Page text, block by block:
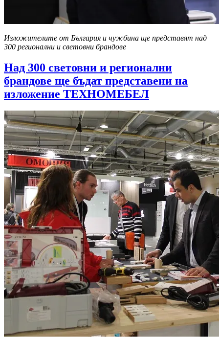
Изложителите от България и чужбина ще представят над
300 регионални и световни брандове
Над 300 световни и регионални
брандове ще бъдат представени на
изложение ТЕХНОМЕБЕЛ